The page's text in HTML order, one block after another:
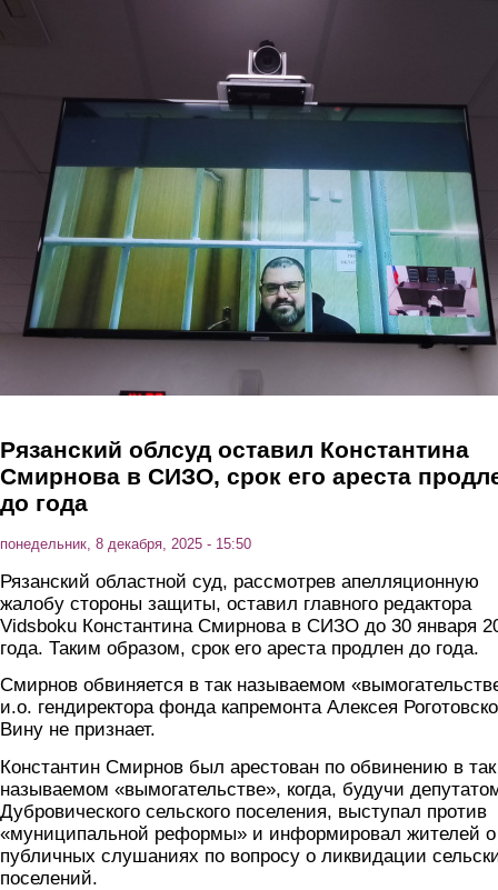
Перейти к основному содержанию
Рязанский облсуд оставил Константина
Смирнова в СИЗО, срок его ареста
до года
понедельник, 8 декабря, 2025 - 15:50
Рязанский областной суд, рассмотрев апелляционную
жалобу стороны защиты, оставил главного редактора
Vidsboku Константина Смирнова в СИЗО до 30 января
года. Таким образом, срок его ареста продлен до года.
Смирнов обвиняется в так называемом
и.о. гендиректора фонда капремонта Алексея
Вину не признает.
Константин Смирнов был арестован по обвинению в так
называемом «вымогательстве», когда, будучи
Дубровического сельского поселения, выступал против
«муниципальной реформы» и информировал жителей о
публичных слушаниях по вопросу о ликвидации
поселений.